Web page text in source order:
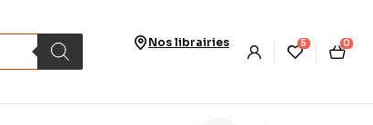
Nos librairies 5 0